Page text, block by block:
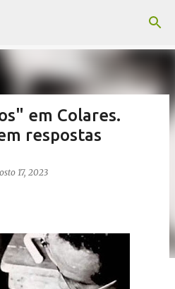
principal
em Colares.
respostas
17, 2023